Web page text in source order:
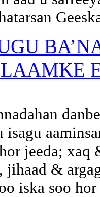
jeeda;
jihaad &
iska soo